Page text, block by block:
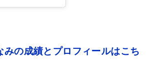
の成績とプロフィールはこち